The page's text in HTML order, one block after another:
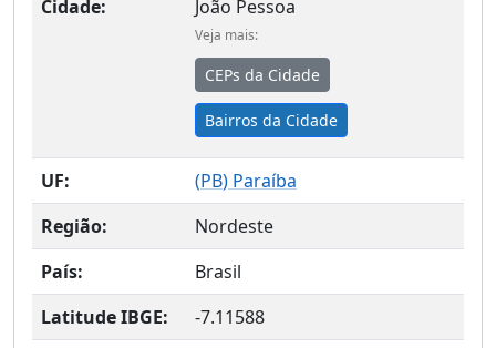
Cidade:
João Pessoa
Veja mais:
CEPs da Cidade
Bairros da Cidade
UF: (PB) Paraíba
Região:
Nordeste
País:
Brasil
Latitude IBGE:
-7.11588